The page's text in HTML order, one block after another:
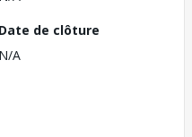
Date de clôture
N/A